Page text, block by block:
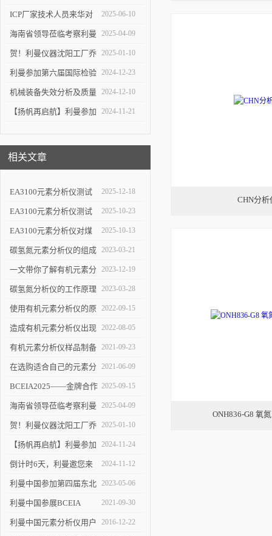
了！
ICP厂家技术人员来华对
利曼进行培训
2025-06-10
海南省领导莅临考察利曼
仪器沈阳工厂
2025-04-09
贺！利曼仪器沈阳工厂乔
迁新址
2025-01-10
利曼参加第六届国际检验
检测技术与装备博览会
2024-12-23
机械装备失效分析及质量
改进技术交流会在陕举办
2024-12-10
【扬帆再启航】利曼参加 2024-11-21
相关文章
EA3100元素分析仪测试
饲料中的蛋白质含量
2025-12-18
EA3100元素分析仪测试
土壤中的碳氮元素
2025-10-23
EA3100元素分析仪对煤
中碳氢氮元素含量的测定
2025-10-13
碳氢氮元素分析仪的组成
和应用
2023-03-21
一文带你了解有机元素分
析仪的工作原理
2023-12-19
碳氢氮分析仪的工作原理
及组成介绍
2023-03-28
使用有机元素分析仪的原
理及计算方法
2022-09-15
造成有机元素分析仪出现
误差的因素有哪些
2022-08-05
有机元素分析仪样品制备
的要求和注意事项
2021-09-23
在选购适合自己的元素分
析仪时应该注意哪些方面
2021-06-09
BCEIA2025——金牌合作
伙伴的见证
2025-09-15
海南省领导莅临考察利曼
仪器沈阳工厂
2025-04-09
贺！利曼仪器沈阳工厂乔
迁新址
2025-01-10
【扬帆再启航】利曼参加
2024慕尼黑上海分析生化
展
2024-11-24
倒计时6天，利曼邀您来
观展！
2024-11-12
利曼中国参加第四届东北
检测大会
2023-05-06
利曼中国参展BCEIA
2021
2021-09-30
利曼中国元素分析仪用户 2016-12-22
CHN分析
ONH836-G8 氧